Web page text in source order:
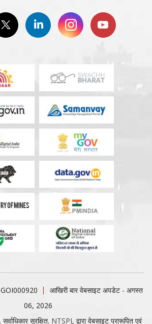
आखिरी बार वेबसाइट अपडेट - अगस्त
06, 2026
सुरक्षित. NTSPL द्वारा वेबसाइट प्रारूपित एवं